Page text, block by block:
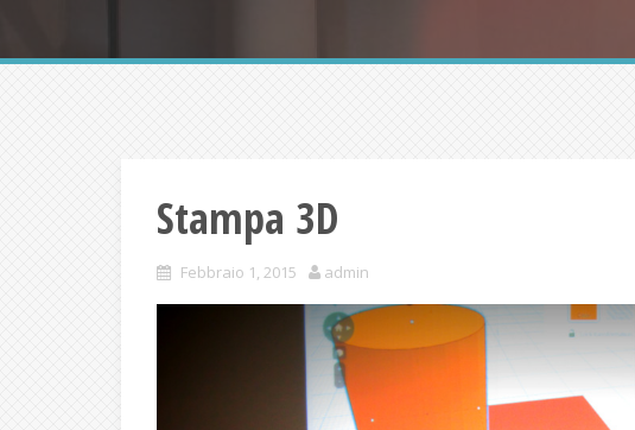
Stampa 3D
Febbraio 1, 2015 admin